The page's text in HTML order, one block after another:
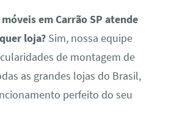
em Carrão SP atende
loja?Sim, nossa equipe
de montagem de
as grandes lojas do Brasil,
perfeito do seu